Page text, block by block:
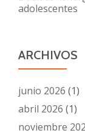
adolescentes
ARCHIVOS
junio 2026 (1)
abril 2026 (1)
noviembre